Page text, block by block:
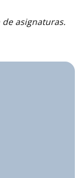
asignaturas.